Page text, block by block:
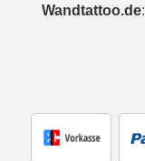
Wandtattoo.de: